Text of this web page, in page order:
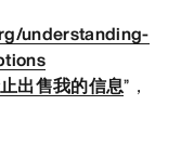
understanding-
出售我的信息”，